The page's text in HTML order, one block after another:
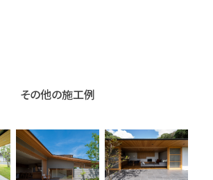
その他の施工例